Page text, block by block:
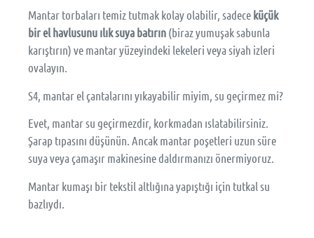
Mantar torbaları temiz tutmak kolay olabilir, sadece küçük
bir el havlusunu ılık suya batırın (biraz yumuşak sabunla
karıştırın) ve mantar yüzeyindeki lekeleri veya siyah izleri
ovalayın.
S4, mantar el çantalarını yıkayabilir miyim, su geçirmez mi?
Evet, mantar su geçirmezdir, korkmadan ıslatabilirsiniz.
Şarap tıpasını düşünün. Ancak mantar poşetleri uzun süre
suya veya çamaşır makinesine daldırmanızı önermiyoruz.
Mantar kumaşı bir tekstil altlığına yapıştığı için tutkal su
bazlıydı.